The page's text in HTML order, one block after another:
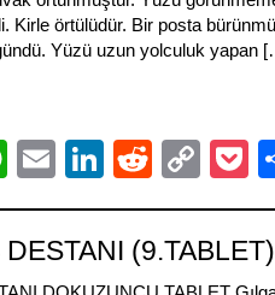
Kirle örtülüdür. Bir posta
Yüzü uzun yolculuk yapan
WhatsApp
EmailLinkedIn
Reddit
Link
(9.TABLET)